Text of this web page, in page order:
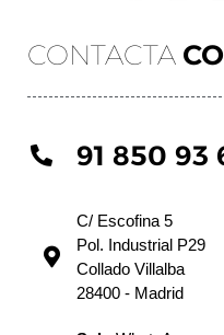
CONTACTA
91 850 93
C/ Escofina 5
Pol. Industrial P29
Collado Villalba
28400 - Madrid